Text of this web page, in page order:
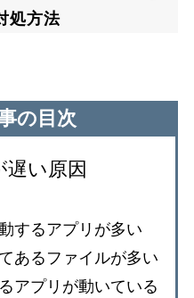
処方法
の目次
遅い原因
するアプリが多い
あるファイルが多い
アプリが動いている